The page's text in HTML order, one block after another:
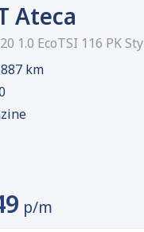
Ateca
1.0 EcoTSI 116 PK
km
p/m